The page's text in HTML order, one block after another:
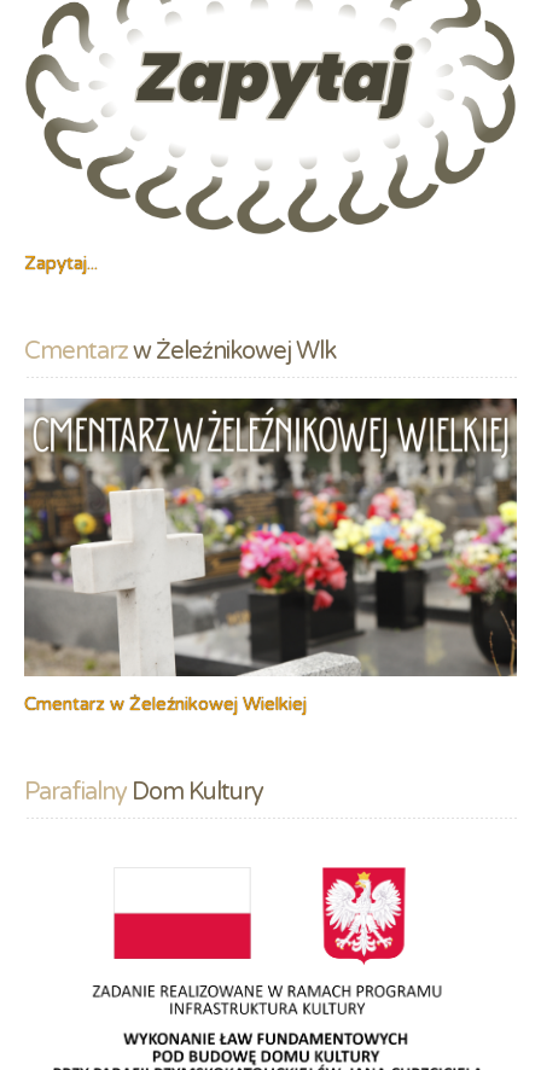
Zapytaj...
Cmentarz w Żeleźnikowej Wlk
Cmentarz w Żeleźnikowej Wielkiej
Parafialny Dom Kultury